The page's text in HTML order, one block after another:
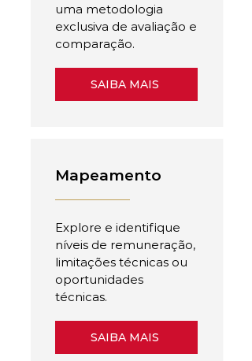
uma metodologia
exclusiva de avaliação e
comparação.
SAIBA MAIS
Mapeamento
Explore e identifique
níveis de remuneração,
limitações técnicas ou
oportunidades
técnicas.
SAIBA MAIS